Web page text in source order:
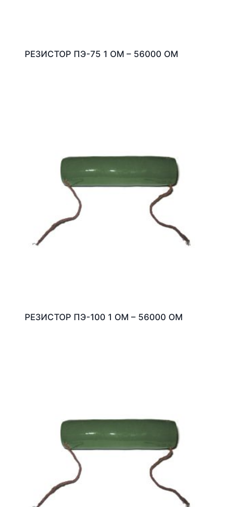
РЕЗИСТОР ПЭ-75 1 ОМ – 56000 ОМ
РЕЗИСТОР ПЭ-100 1 ОМ – 56000 ОМ